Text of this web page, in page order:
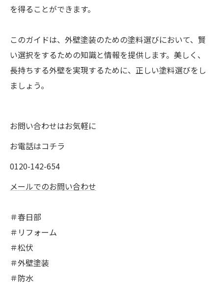
を得ることができます。
このガイドは、外壁塗装のための塗料選びにおいて、賢
い選択をするための知識と情報を提供します。美しく、
長持ちする外壁を実現するために、正しい塗料選びをし
ましょう。
お問い合わせはお気軽に
お電話はコチラ
0120-142-654
メールでのお問い合わせ
＃春日部
＃リフォーム
＃松伏
＃外壁塗装
＃防水